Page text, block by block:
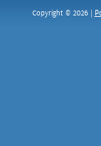
Copyright © 2026 |